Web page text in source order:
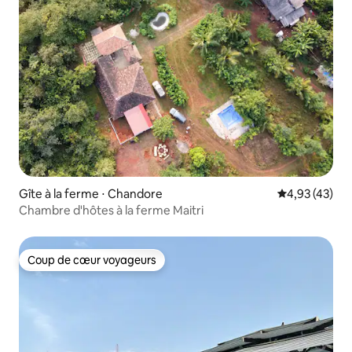
Gîte à la ferme ⋅ Chandore Évaluation
4,93 (43)
Chambre d'hôtes à la ferme Maitri
Coup de cœur voyageurs
Coup de cœur voyageurs